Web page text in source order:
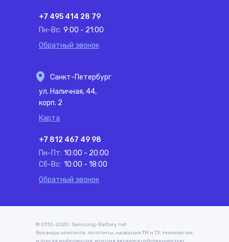
+7 495 414 28 79
Пн-Вс: 9:00 - 21:00
Обратный звонок
Санкт-Петербург
ул. Наличная, 44,
корп. 2
Карта
+7 812 467 49 98
Пн-Пт: 10:00 - 20:00
Сб-Вс: 10:00 - 18:00
Обратный звонок
© 2010-2020. Samsung-Battery.net
Все виды контента: логотипы, названия ТМ и ТЗ, технологии